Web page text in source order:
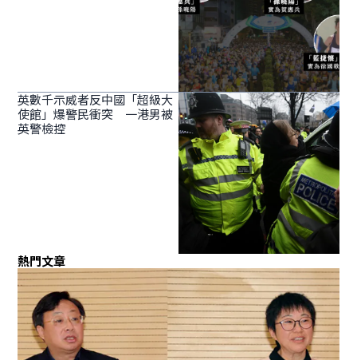
英數千示威者反中國「超級大
使館」爆警民衝突 一港男被
英警檢控
熱門文章